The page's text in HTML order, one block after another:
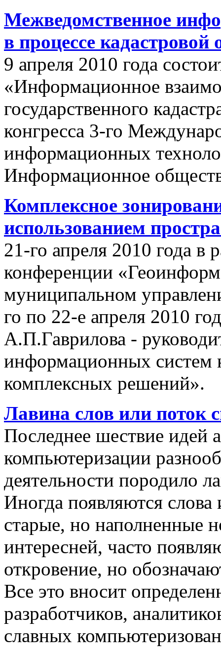
Межведомственное
в процессе
9 апреля 2010 года
«Информационное
государственного
конгресса 3-го
информационных
Информационное
Комплексное
использованием
21-го апреля 2010 года в
конференции
муниципальном
го по 22-е апреля 2010
А.П.Гаврилова -
информационных систем
комплексных решений».
Лавина слов или поток
Последнее шествие идей
компьютеризации
деятельности породило
Иногда появляются
старые, но наполненные
интересней, часто
откровение, но
Все это вносит
разработчиков,
славных